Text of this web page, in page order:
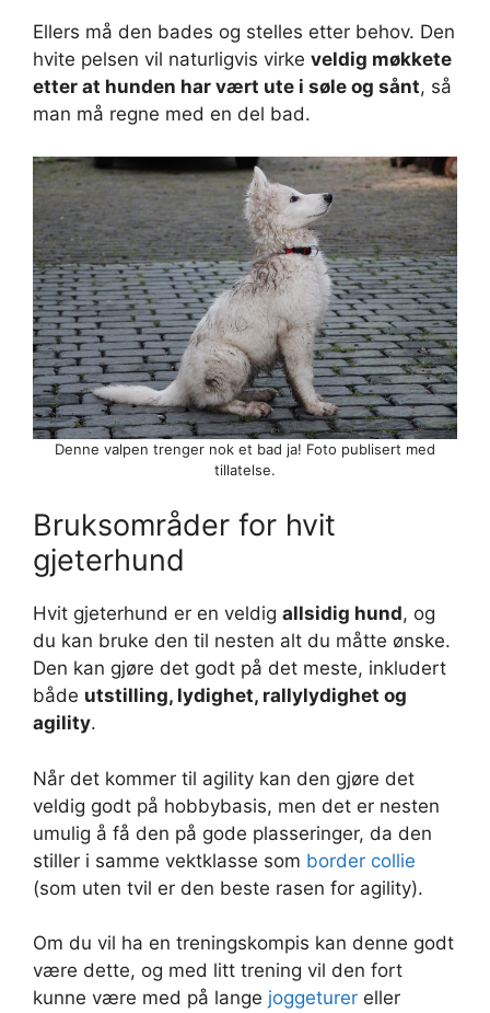
Ellers må den bades og stelles etter behov. Den
hvite pelsen vil naturligvis virke veldig møkkete
etter at hunden har vært ute i søle og sånt, så
man må regne med en del bad.
Denne valpen trenger nok et bad ja! Foto publisert med
tillatelse.
Bruksområder for hvit
gjeterhund
Hvit gjeterhund er en veldig allsidig hund, og
du kan bruke den til nesten alt du måtte ønske.
Den kan gjøre det godt på det meste, inkludert
både utstilling, lydighet, rallylydighet og
agility.
Når det kommer til agility kan den gjøre det
veldig godt på hobbybasis, men det er nesten
umulig å få den på gode plasseringer, da den
stiller i samme vektklasse som border collie
(som uten tvil er den beste rasen for agility).
Om du vil ha en treningskompis kan denne godt
være dette, og med litt trening vil den fort
kunne være med på lange joggeturer eller